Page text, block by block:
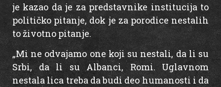
je kazao da je za predstavnike institucija to
političko pitanje, dok je za porodice nestalih
to životno pitanje.
„Mi ne odvajamo one koji su nestali, da li su
Srbi, da li su Albanci, Romi. Uglavnom
nestala lica treba da budi deo humanosti i da